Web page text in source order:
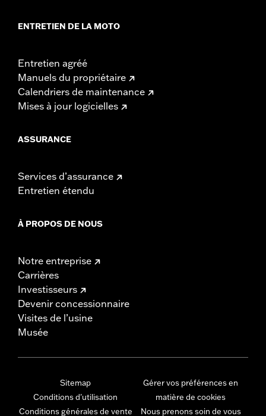
ENTRETIEN DE LA MOTO
Entretien agréé
Manuels du propriétaire
Calendriers de maintenance
Mises à jour logicielles
ASSURANCE
Services d’assurance
Entretien étendu
À PROPOS DE NOUS
Notre entreprise
Carrières
Investisseurs
Devenir concessionnaire
Visites de l’usine
Musée
Sitemap
Conditions d'utilisation
Conditions générales de vente
Gérer vos préférences en
matière de cookies
Nous prenons soin de vous